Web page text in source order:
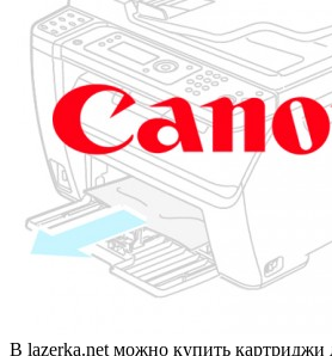
В lazerka.net можно купить